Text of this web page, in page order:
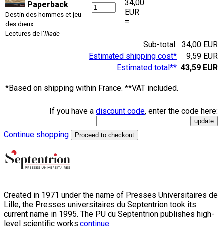
Paperback
Destin des hommes et jeu
des dieux
Lectures de l'Iliade
34,00
EUR
=
Sub-total: 34,00 EUR
Estimated shipping cost*
9,59 EUR
Estimated total** 43,59 EUR
*Based on shipping within France. **VAT included.
If you have a discount code, enter the code here:
Continue shopping Proceed to checkout
Created in 1971 under the name of Presses Universitaires de
Lille, the Presses universitaires du Septentrion took its
current name in 1995. The PU du Septentrion publishes high-
level scientific works:continue